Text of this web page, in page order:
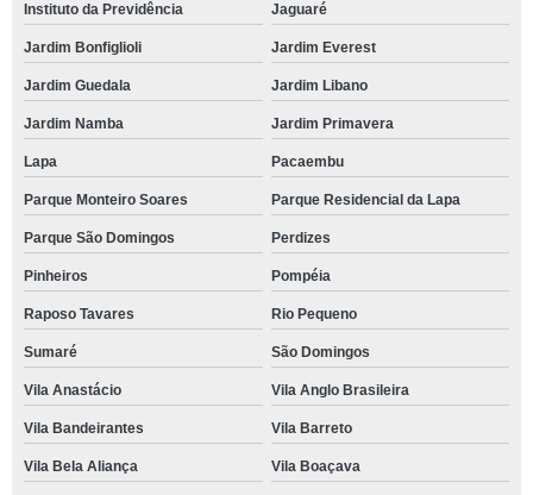
Instituto da Previdência Jaguaré
Jardim Bonfiglioli Jardim Everest
Jardim Guedala Jardim Libano
Jardim Namba Jardim Primavera
Lapa Pacaembu
Parque Monteiro Soares Parque Residencial da Lapa
Parque São Domingos Perdizes
Pinheiros Pompéia
Raposo Tavares Rio Pequeno
Sumaré São Domingos
Vila Anastácio Vila Anglo Brasileira
Vila Bandeirantes Vila Barreto
Vila Bela Aliança Vila Boaçava